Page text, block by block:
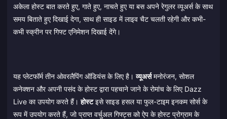
अकेला होस्ट बात करते हुए, गाते हुए, नाचते हुए या बस अपने रेगुलर व्यूअर्स के साथ
समय बिताते हुए दिखाई देगा, साथ ही साइड में लाइव चैट चलती रहेगी और कभी-
कभी स्क्रीन पर गिफ्ट एनिमेशन दिखाई देंगे।
यह प्लेटफॉर्म तीन ओवरलैपिंग ऑडियंस के लिए है।व्यूअर्समनोरंजन, सोशल
कनेक्शन और अपनी पसंद के होस्ट द्वारा पहचाने जाने के रोमांच के लिए Dazz
Live का उपयोग करते हैं।होस्टइसे साइड हसल या फुल-टाइम इनकम सोर्स के
रूप में उपयोग करते हैं, जो प्राप्त वर्चुअल गिफ्ट्स को ऐप के होस्ट प्रोग्राम के